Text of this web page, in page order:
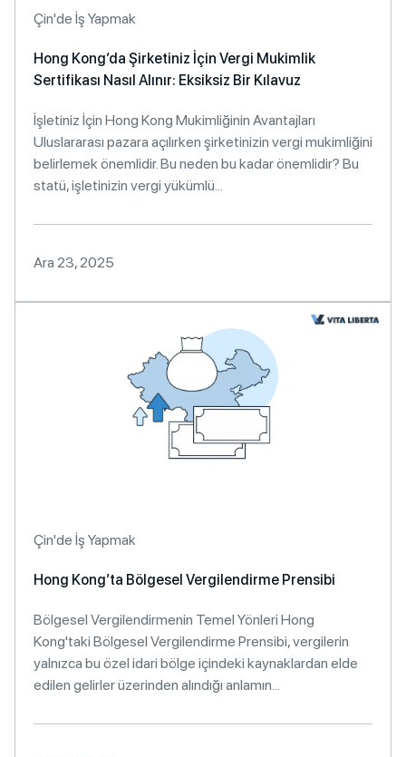
Çin'de İş Yapmak
Hong Kong’da Şirketiniz İçin Vergi Mukimlik
Sertifikası Nasıl Alınır: Eksiksiz Bir Kılavuz
İşletiniz İçin Hong Kong Mukimliğinin Avantajları
Uluslararası pazara açılırken şirketinizin vergi mukimliğini
belirlemek önemlidir. Bu neden bu kadar önemlidir? Bu
statü, işletinizin vergi yükümlü...
Ara 23, 2025
Çin'de İş Yapmak
Hong Kong’ta Bölgesel Vergilendirme Prensibi
Bölgesel Vergilendirmenin Temel Yönleri Hong
Kong'taki Bölgesel Vergilendirme Prensibi, vergilerin
yalnızca bu özel idari bölge içindeki kaynaklardan elde
edilen gelirler üzerinden alındığı anlamın...